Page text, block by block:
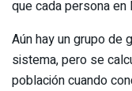
que cada persona
Aún hay un grupo de
sistema, pero se
población cuando